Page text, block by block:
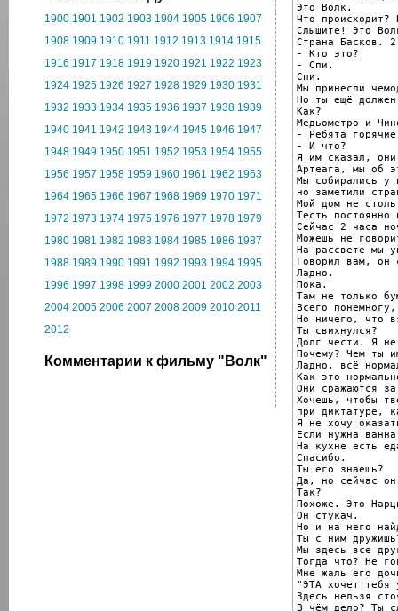
1900 1901 1902 1903 1904 1905 1906 1907
1908 1909 1910 1911 1912 1913 1914 1915
1916 1917 1918 1919 1920 1921 1922 1923
1924 1925 1926 1927 1928 1929 1930 1931
1932 1933 1934 1935 1936 1937 1938 1939
1940 1941 1942 1943 1944 1945 1946 1947
1948 1949 1950 1951 1952 1953 1954 1955
1956 1957 1958 1959 1960 1961 1962 1963
1964 1965 1966 1967 1968 1969 1970 1971
1972 1973 1974 1975 1976 1977 1978 1979
1980 1981 1982 1983 1984 1985 1986 1987
1988 1989 1990 1991 1992 1993 1994 1995
1996 1997 1998 1999 2000 2001 2002 2003
2004 2005 2006 2007 2008 2009 2010 2011
2012
Комментарии к фильму "Волк"
Это Волк.
Что происходит?
Слышите! Это
Страна Басков.
- Кто это?
- Спи.
Спи.
Мы принесли
Но ты ещё
Как?
Медьометро и
- Ребята
- И что?
Я им сказал, они
Артеага, мы об
Мы собирались у
но заметили
Мой дом не
Тесть постоянно
Сейчас 2 часа
Можешь не
На рассвете мы
Говорил вам, он
Ладно.
Пока.
Там не только
Всего понемногу,
Но ничего, что
Ты свихнулся?
Долг чести. Я
Почему? Чем ты
Ладно, всё
Как это
Они сражаются
Хочешь, чтобы
при диктатуре,
Я не хочу
Если нужна
На кухне есть
Спасибо.
Ты его знаешь?
Да, но сейчас
Так?
Похоже. Это
Он стукач.
Но и на него
Ты с ним
Мы здесь все
Тогда что? Не
Мне жаль его
"ЭТА хочет тебя
Здесь нельзя
В чём дело? Ты